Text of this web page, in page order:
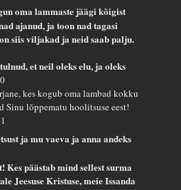
oma lammaste jäägi kõigist
ajanud, ja toon nad tagasi
siis viljakad ja neid saab palju.
et neil oleks elu, ja oleks
kes kogub oma lambad kokku
Sinu lõppematu hoolitsuse eest!
ja mu vaeva ja anna andeks
Kes päästab mind sellest surma
Jeesuse Kristuse, meie Issanda